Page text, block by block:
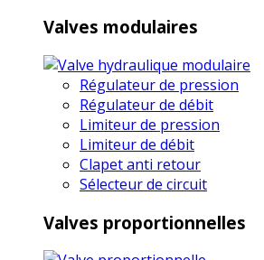
Valves modulaires
Régulateur de pression
Régulateur de débit
Limiteur de pression
Limiteur de débit
Clapet anti retour
Sélecteur de circuit
Valves proportionnelles